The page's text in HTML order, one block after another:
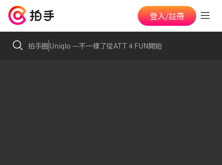
登入/註冊
拍手圈Uniqlo —不一樣了從ATT 4 FUN開始